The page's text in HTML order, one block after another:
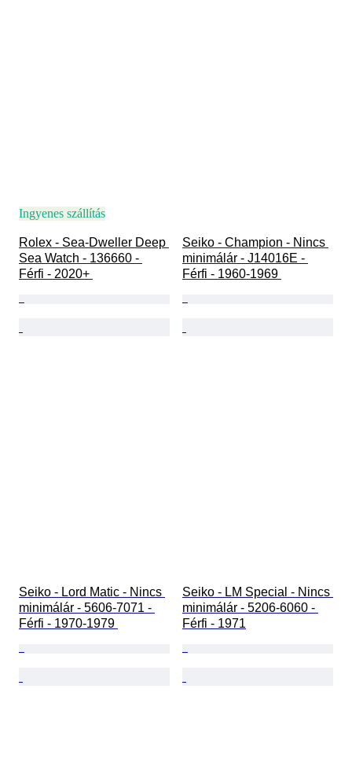
Ingyenes szállítás
Rolex - Sea-Dweller Deep
Sea Watch - 136660 -
Férfi - 2020+
Seiko - Champion - Nincs
minimálár - J14016E -
Férfi - 1960-1969
Seiko - Lord Matic - Nincs
minimálár - 5606-7071 -
Férfi - 1970-1979
Seiko - LM Special - Nincs
minimálár - 5206-6060 -
Férfi - 1971